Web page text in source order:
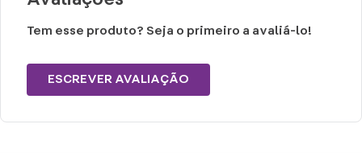
Choques ou quedas podem danificar o
produto.
neutro.
Não vai á lava-louças e nem ao micro-
ondas.
Tem esse produto? Seja o primeiro a avaliá-lo!
ESCREVER AVALIAÇÃO